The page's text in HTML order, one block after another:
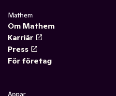
Mathem
Om Mathem
Karriär
Press
För företag
Appar